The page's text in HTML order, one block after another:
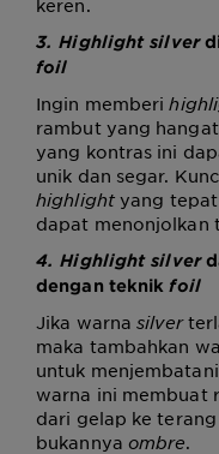
keren.
3. Highlight silver
foil
Ingin memberi
rambut yang
yang kontras ini
unik dan segar.
highlightyang
dapat menonjolkan
4. Highlight silver
dengan teknik foil
Jika warnasilver
maka tambahkan
untuk
warna ini membuat
dari gelap ke
bukannya ombre.